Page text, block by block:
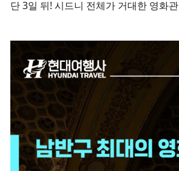
단 3일 뒤! 시드니 전체가 거대한 영화